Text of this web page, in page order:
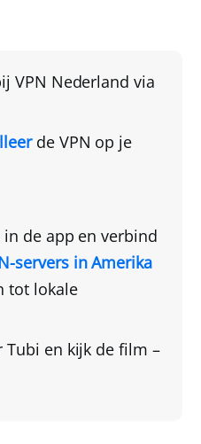
VPN Nederland via
de VPN op je
de app en verbind
servers in Amerika
tot lokale
Tubi en kijk de film –